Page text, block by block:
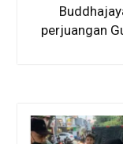
perjuangan